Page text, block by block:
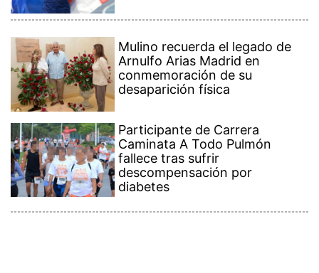
Mulino recuerda el legado de
Arnulfo Arias Madrid en
conmemoración de su
desaparición física
Participante de Carrera
Caminata A Todo Pulmón
fallece tras sufrir
descompensación por
diabetes